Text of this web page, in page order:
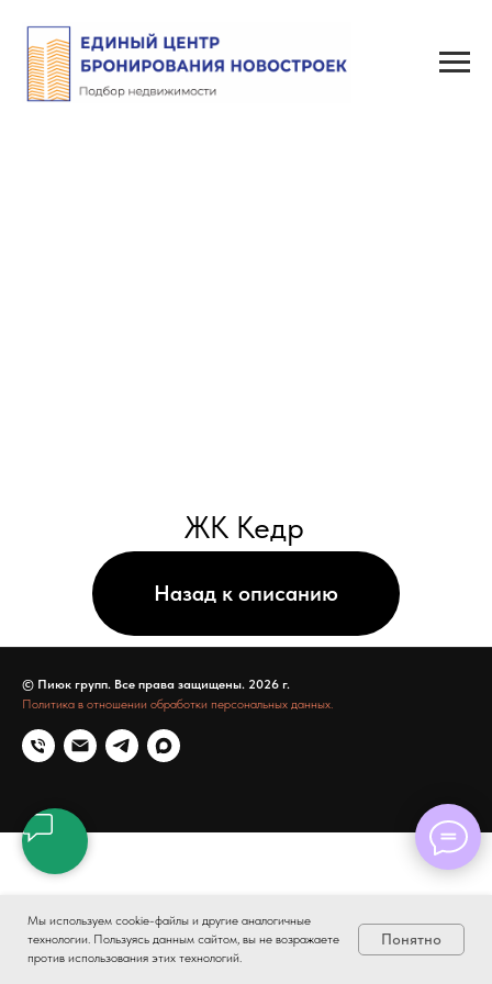
Мы используем cookie-файлы и другие аналогичные
технологии. Пользуясь данным сайтом, вы не возражаете
против использования этих технологий.
Понятно
© Пиюк групп. Все права защищены. 2026 г.
Политика в отношении обработки персональных данных.